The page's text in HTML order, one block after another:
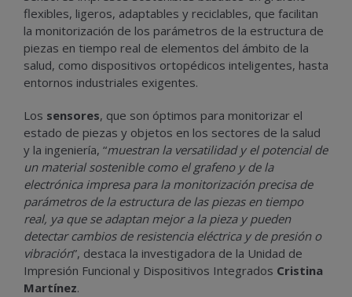
flexibles, ligeros, adaptables y reciclables, que facilitan
la monitorización de los parámetros de la estructura de
piezas en tiempo real de elementos del ámbito de la
salud, como dispositivos ortopédicos inteligentes, hasta
entornos industriales exigentes.
Los sensores, que son óptimos para monitorizar el
estado de piezas y objetos en los sectores de la salud
y la ingeniería, “muestran la versatilidad y el potencial de
un material sostenible como el grafeno y de la
electrónica impresa para la monitorización precisa de
parámetros de la estructura de las piezas en tiempo
real, ya que se adaptan mejor a la pieza y pueden
detectar cambios de resistencia eléctrica y de presión o
vibración”, destaca la investigadora de la Unidad de
Impresión Funcional y Dispositivos Integrados Cristina
Martínez.